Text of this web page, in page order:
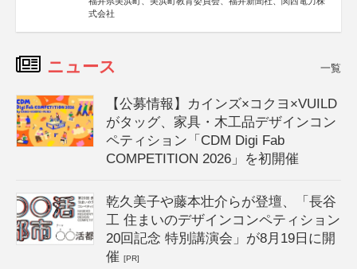
式会社
ニュース 一覧
【公募情報】カインズ×コクヨ×VUILD
がタッグ、家具・木工品デザインコン
ペティション「CDM Digi Fab
COMPETITION 2026」を初開催
乾久美子や藤本壮介らが登壇、「長谷
工 住まいのデザインコンペティション
20回記念 特別講演会」が8月19日に開
催[PR]